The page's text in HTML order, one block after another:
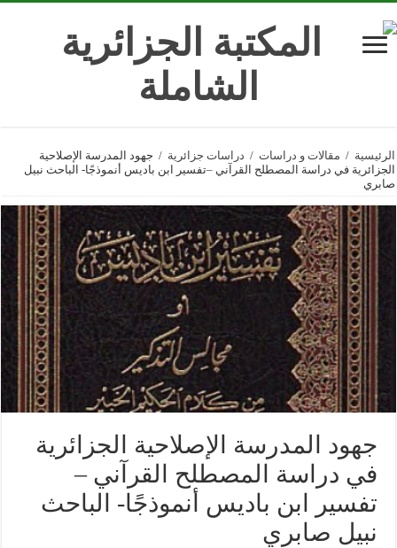
الرئيسية / مقالات و دراسات / دراسات جزائرية / جهود المدرسة الإصلاحية
الجزائرية في دراسة المصطلح القرآني –تفسير ابن باديس أنموذجًا- الباحث نبيل
صابري
جهود المدرسة الإصلاحية الجزائرية
في دراسة المصطلح القرآني –
تفسير ابن باديس أنموذجًا- الباحث
نبيل صابري